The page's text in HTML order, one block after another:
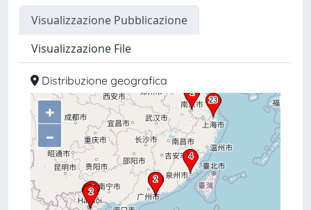
Visualizzazione Pubblicazione
Visualizzazione File
Distribuzione geografica
+
–